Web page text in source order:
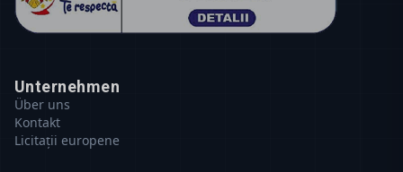
Unternehmen
Über uns
Kontakt
Licitații europene